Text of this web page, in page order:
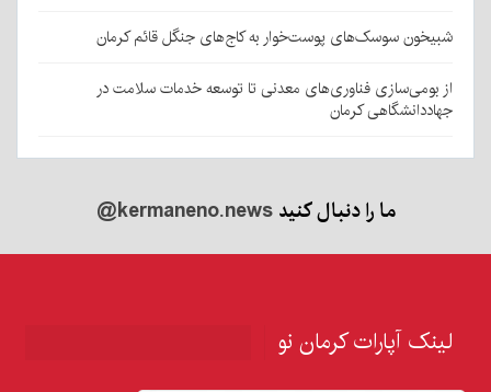
شبیخون سوسک‌های پوست‌خوار به کاج‌های جنگل قائم کرمان
از بومی‌سازی فناوری‌های معدنی تا توسعه خدمات سلامت در
جهاددانشگاهی کرمان
ما را دنبال کنید@kermaneno.news
لینک آپارات کرمان نو